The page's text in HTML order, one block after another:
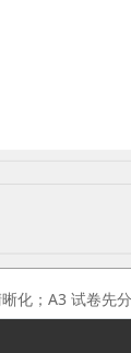
化；A3 试卷先